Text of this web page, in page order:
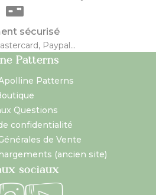
sécurisé
Paypal...
Patterns
Patterns
Questions
confidentialité
de Vente
(ancien site)
sociaux